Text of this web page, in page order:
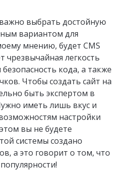
выбрать достойную
вариантом для
мнению, будет CMS
чрезвычайная легкость
кода, а также
Чтобы создать сайт на
быть экспертом в
иметь лишь вкус и
настройки
вы не будете
системы создано
а это говорит о том, что